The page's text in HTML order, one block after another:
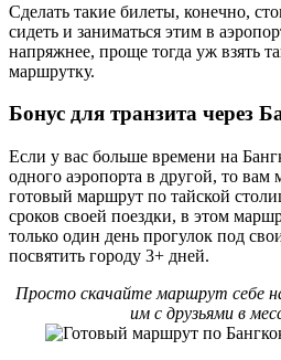
Сделать такие билеты, конечно,
сидеть и заниматься этим в
напряжнее, проще тогда уж взять
маршрутку.
Бонус для транзита через
Если у вас больше времени на
одного аэропорта в другой, то вам
готовый маршрут по тайской
сроков своей поездки, в этом
только один день прогулок под
посвятить городу 3+ дней.
Просто скачайте маршрут себе
им с друзьями в